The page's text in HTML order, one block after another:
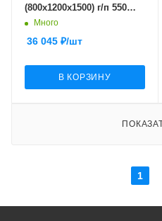
(800х1200х1500) г/п 550
кг.200 черная резина
Много
36 045 ₽/шт
В КОРЗИНУ
1